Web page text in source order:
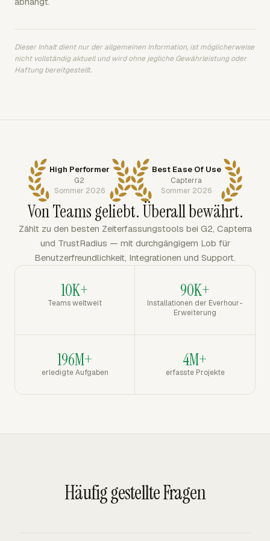
Dieser Inhalt dient nur der allgemeinen Information, ist möglicherweise
nicht vollständig aktuell und wird ohne jegliche Gewährleistung oder
Haftung bereitgestellt.
High Performer
G2
Sommer 2026
Best Ease Of Use
Capterra
Sommer 2026
Von Teams geliebt. Überall bewährt.
Zählt zu den besten Zeiterfassungstools bei G2, Capterra
und TrustRadius — mit durchgängigem Lob für
Benutzerfreundlichkeit, Integrationen und Support.
10K+
Teams weltweit
90K+
Installationen der Everhour-
Erweiterung
196M+
erledigte Aufgaben
4M+
erfasste Projekte
Häufig gestellte Fragen